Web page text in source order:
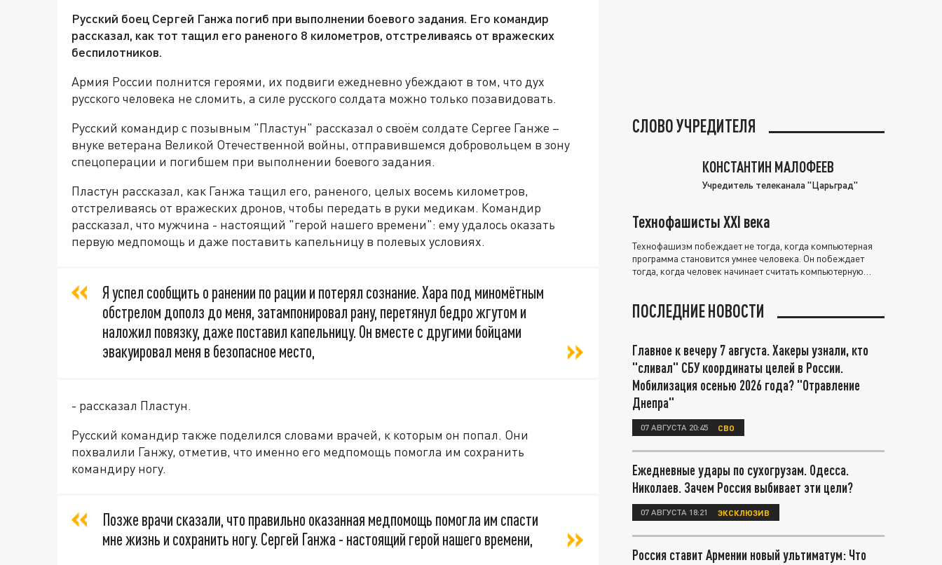
Русский боец Сергей Ганжа погиб при выполнении боевого задания. Его командир
рассказал, как тот тащил его раненого 8 километров, отстреливаясь от вражеских
беспилотников.
Армия России полнится героями, их подвиги ежедневно убеждают в том, что дух
русского человека не сломить, а силе русского солдата можно только позавидовать.
Русский командир с позывным "Пластун" рассказал о своём солдате Сергее Ганже –
внуке ветерана Великой Отечественной войны, отправившемся добровольцем в зону
спецоперации и погибшем при выполнении боевого задания.
Пластун рассказал, как Ганжа тащил его, раненого, целых восемь километров,
отстреливаясь от вражеских дронов, чтобы передать в руки медикам. Командир
рассказал, что мужчина - настоящий "герой нашего времени": ему удалось оказать
первую медпомощь и даже поставить капельницу в полевых условиях.
Я успел сообщить о ранении по рации и потерял сознание. Хара под миномётным
обстрелом дополз до меня, затампонировал рану, перетянул бедро жгутом и
наложил повязку, даже поставил капельницу. Он вместе с другими бойцами
эвакуировал меня в безопасное место,
- рассказал Пластун.
Русский командир также поделился словами врачей, к которым он попал. Они
похвалили Ганжу, отметив, что именно его медпомощь помогла им сохранить
командиру ногу.
Позже врачи сказали, что правильно оказанная медпомощь помогла им спасти
мне жизнь и сохранить ногу. Сергей Ганжа - настоящий герой нашего времени,
СЛОВО УЧРЕДИТЕЛЯ
КОНСТАНТИН МАЛОФЕЕВ
Учредитель телеканала "Царьград"
Технофашисты XXI века
Технофашизм побеждает не тогда, когда компьютерная
программа становится умнее человека. Он побеждает
тогда, когда человек начинает считать компьютерную
ПОСЛЕДНИЕ НОВОСТИ
Главное к вечеру 7 августа. Хакеры узнали, кто
"сливал" СБУ координаты целей в России.
Мобилизация осенью 2026 года? "Отравление
Днепра"
07 АВГУСТА 20:45 СВО
Ежедневные удары по сухогрузам. Одесса.
Николаев. Зачем Россия выбивает эти цели?
07 АВГУСТА 18:21 ЭКСКЛЮЗИВ
Россия ставит Армении новый ультиматум: Что